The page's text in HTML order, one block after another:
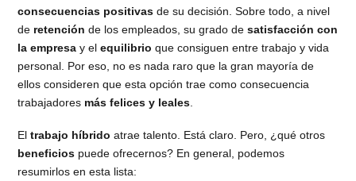
consecuencias positivas de su decisión. Sobre todo, a nivel
de retenciónde los empleados, su grado desatisfacción con
la empresa y elequilibrioque consiguen entre trabajo y vida
personal. Por eso, no es nada raro que la gran mayoría de
ellos consideren que esta opción trae como consecuencia
trabajadores más felices y leales
Eltrabajo híbrido atrae talento. Está claro. Pero, ¿qué otros
beneficios puede ofrecernos? En general, podemos
resumirlos en esta lista: